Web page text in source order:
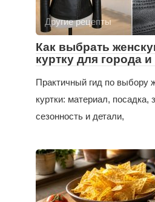
Другие рецепты
Как выбрать
куртку для города
Практичный гид по выбору
куртки: материал, посадка,
сезонность и детали,